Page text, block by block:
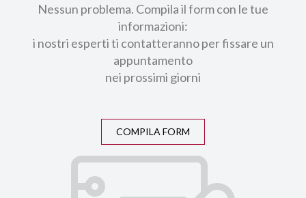
Nessun problema. Compila il form con le tue
informazioni:
i nostri esperti ti contatteranno per fissare un
appuntamento
nei prossimi giorni
COMPILA FORM